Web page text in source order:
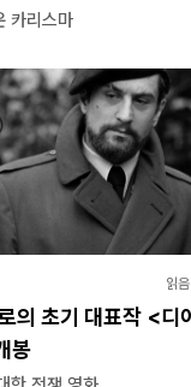
카리스마
읽음
의 초기 대표작 <디
봉